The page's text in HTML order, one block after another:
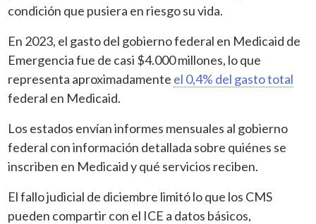
condición que pusiera en riesgo su vida.
En 2023, el gasto del gobierno federal en Medicaid de
Emergencia fue de casi $4.000 millones, lo que
representa aproximadamente el 0,4% del gasto total
federal en Medicaid.
Los estados envían informes mensuales al gobierno
federal con información detallada sobre quiénes se
inscriben en Medicaid y qué servicios reciben.
El fallo judicial de diciembre limitó lo que los CMS
pueden compartir con el ICE a datos básicos,